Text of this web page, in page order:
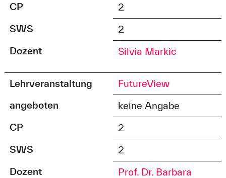
CP
2
SWS
2
Dozent
Silvia Markic
Lehrveranstaltung
FutureView
angeboten
keine Angabe
CP
2
SWS
2
Dozent
Prof. Dr. Barbara